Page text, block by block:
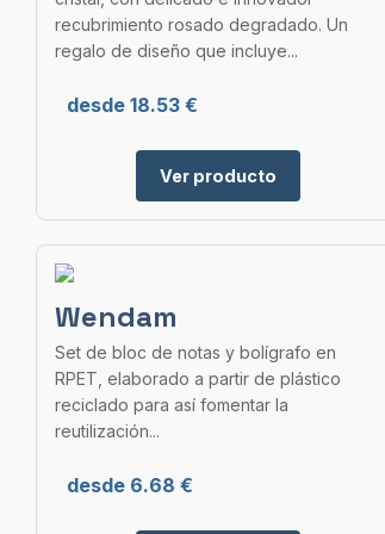
recubrimiento rosado degradado. Un
regalo de diseño que incluye...
desde 18.53 €
Ver producto
Wendam
Set de bloc de notas y bolígrafo en
RPET, elaborado a partir de plástico
reciclado para así fomentar la
reutilización...
desde 6.68 €